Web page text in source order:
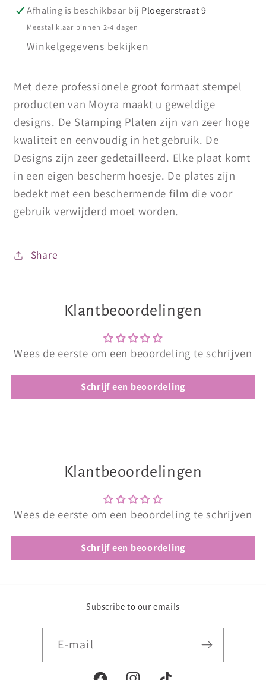
Afhaling is beschikbaar bij Ploegerstraat 9
Meestal klaar binnen 2-4 dagen
Winkelgegevens bekijken
Met deze professionele groot formaat stempel
producten van Moyra maakt u geweldige
designs. De Stamping Platen zijn van zeer hoge
kwaliteit en eenvoudig in het gebruik. De
Designs zijn zeer gedetailleerd. Elke plaat komt
in een eigen bescherm hoesje. De plates zijn
bedekt met een beschermende film die voor
gebruik verwijderd moet worden.
Share
Klantbeoordelingen
Wees de eerste om een beoordeling te schrijven
Schrijf een beoordeling
Klantbeoordelingen
Wees de eerste om een beoordeling te schrijven
Schrijf een beoordeling
Subscribe to our emails
E‑mail